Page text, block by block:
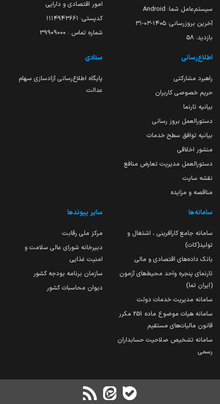
سیستم‌عامل شما: Android
آخرین بروزرسانی: ۱۴۰۵-۰۳-۳۱
بازدید: 58
امور اقتصادی و دارایی
کدپستی: ۱۱۱۴۹۴۳۶۶۱
شماره تماس : 39909000
اطلاع‌رسانی
راهبرد مشارکتی
حریم خصوصی کاربران
بیانیه تارنما
دستورالعمل بروز رسانی
بیانیه توافق سطح خدمات
منشور اخلاقی
دستورالعمل مدیریت تعارض منافع
نقشه سایت
مناقصه و مزایده
ستادی
پایگاه اطلاع‌رسانی آزادسازی سهام
عدالت
سامانه‌ها
سامانه جامع کارآفرینی ، اشتغال و
تولید(کات)
بانک داده‌های اقتصادی و مالی
تارنمای پنجره واحد محیط‌های آزمون
(ایران تما)
سامانه مدیریت خدمات دولت
سامانه هیات موضوع ماده 251 مکرر
قانون مالیات‌های مستقیم
سامانه تشخیص صلاحیت حسابداران
رسمی
سایر پیوندها
مرکز ملی رقابت
دبیرخانه شورای عالی سلامت و
امنیت غذایی
سازمان برنامه بودجه کشور
دیوان محاسبات کشور